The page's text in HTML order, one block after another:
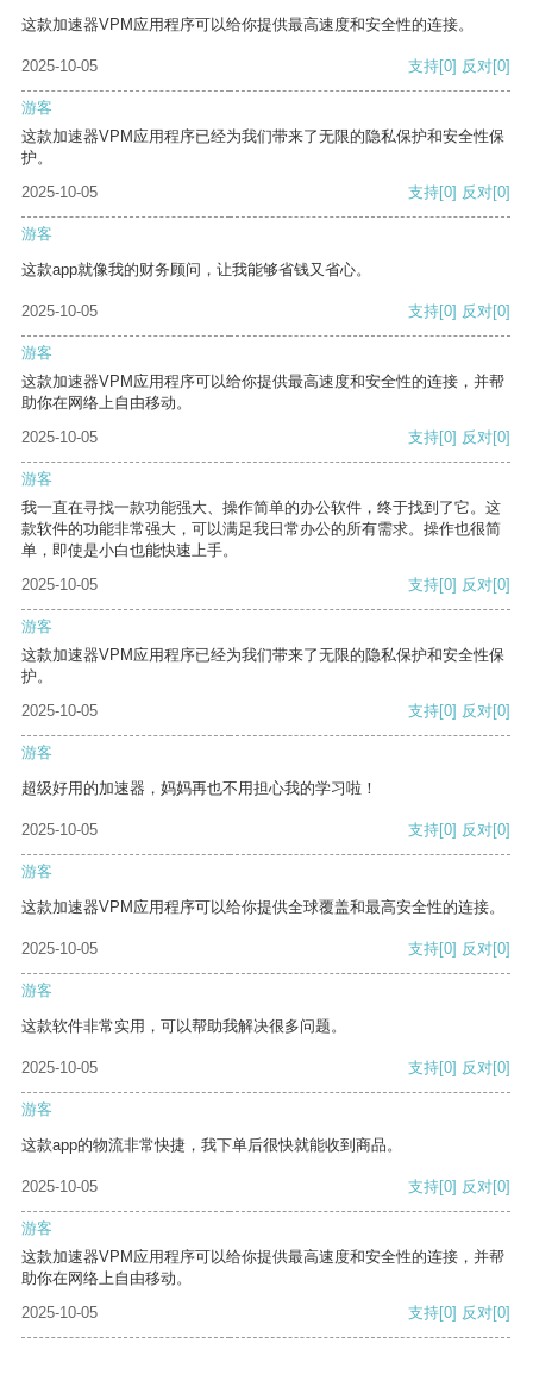
这款加速器VPM应用程序可以给你提供最高速度和安全性的连接。
2025-10-05 支持[0] 反对[0]
游客
这款加速器VPM应用程序已经为我们带来了无限的隐私保护和安全性保
护。
2025-10-05
支持[0] 反对[0]
游客
这款app就像我的财务顾问，让我能够省钱又省心。
2025-10-05 支持[0] 反对[0]
游客
这款加速器VPM应用程序可以给你提供最高速度和安全性的连接，并帮
助你在网络上自由移动。
2025-10-05
支持[0] 反对[0]
游客
我一直在寻找一款功能强大、操作简单的办公软件，终于找到了它。这
款软件的功能非常强大，可以满足我日常办公的所有需求。操作也很简
单，即使是小白也能快速上手。
2025-10-05
支持[0] 反对[0]
游客
这款加速器VPM应用程序已经为我们带来了无限的隐私保护和安全性保
护。
2025-10-05
支持[0] 反对[0]
游客
超级好用的加速器，妈妈再也不用担心我的学习啦！
2025-10-05 支持[0] 反对[0]
游客
这款加速器VPM应用程序可以给你提供全球覆盖和最高安全性的连接。
2025-10-05 支持[0] 反对[0]
游客
这款软件非常实用，可以帮助我解决很多问题。
2025-10-05 支持[0] 反对[0]
游客
这款app的物流非常快捷，我下单后很快就能收到商品。
2025-10-05 支持[0] 反对[0]
游客
这款加速器VPM应用程序可以给你提供最高速度和安全性的连接，并帮
助你在网络上自由移动。
2025-10-05
支持[0] 反对[0]